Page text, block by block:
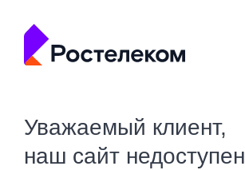
Уважаемый клиент,
наш сайт недоступен